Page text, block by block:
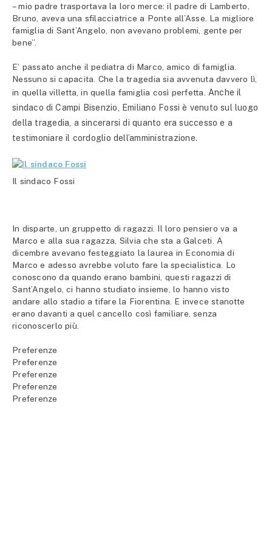
– mio padre trasportava la loro merce: il padre di Lamberto,
Bruno, aveva una sfilacciatrice a Ponte all’Asse. La migliore
famiglia di Sant’Angelo, non avevano problemi, gente per
bene”.
E’ passato anche il pediatra di Marco, amico di famiglia.
Nessuno si capacita. Che la tragedia sia avvenuta davvero lì,
in quella villetta, in quella famiglia così perfetta. Anche il
sindaco di Campi Bisenzio, Emiliano Fossi è venuto sul luogo
della tragedia, a sincerarsi di quanto era successo e a
testimoniare il cordoglio dell’amministrazione.
Il sindaco Fossi
In disparte, un gruppetto di ragazzi. Il loro pensiero va a
Marco e alla sua ragazza, Silvia che sta a Galceti. A
dicembre avevano festeggiato la laurea in Economia di
Marco e adesso avrebbe voluto fare la specialistica. Lo
conoscono da quando erano bambini, questi ragazzi di
Sant’Angelo, ci hanno studiato insieme, lo hanno visto
andare allo stadio a tifare la Fiorentina. E invece stanotte
erano davanti a quel cancello così familiare, senza
riconoscerlo più.
Preferenze
Preferenze
Preferenze
Preferenze
Preferenze